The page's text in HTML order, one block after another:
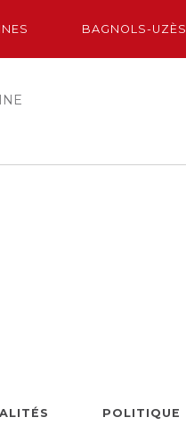
BAGNOLS-UZÈS
POLITIQUE